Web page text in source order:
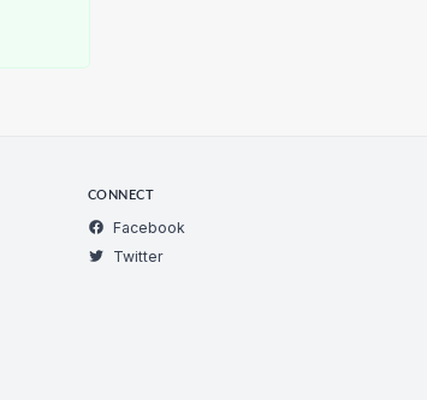
CONNECT
Facebook
Twitter